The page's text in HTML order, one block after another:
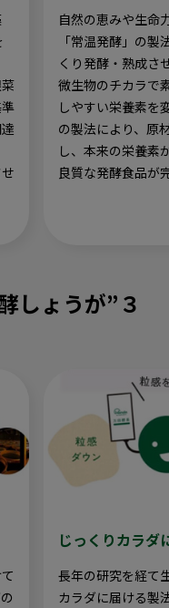
自然の恵みや生命
「常温発酵」の製
くり発酵・熟成さ
微生物のチカラで
しやすい栄養素を
の製法により、原
し、本来の栄養素
良質な発酵食品が
しょうが”３
じっくりカラダ
長年の研究を経て
カラダに届ける製